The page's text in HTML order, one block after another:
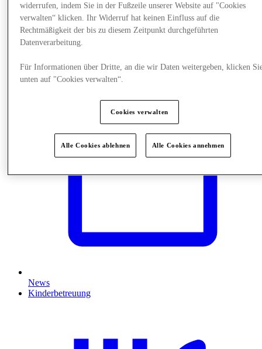
Angebote
News
Kinderbetreuung
widerrufen, indem Sie in der Fußzeile unserer Website auf "Cookies
verwalten“ klicken. Ihr Widerruf hat keinen Einfluss auf die
Rechtmäßigkeit der bis zu diesem Zeitpunkt durchgeführten
Datenverarbeitung.
Für Informationen über Dritte, an die wir Daten weitergeben, klicken
unten auf "Cookies verwalten“.
Cookies verwalten
Alle Cookies ablehnen Alle Cookies annehmen